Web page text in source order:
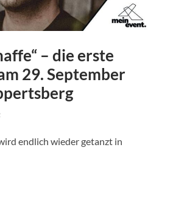
– die erste
29. September
endlich wieder getanzt in